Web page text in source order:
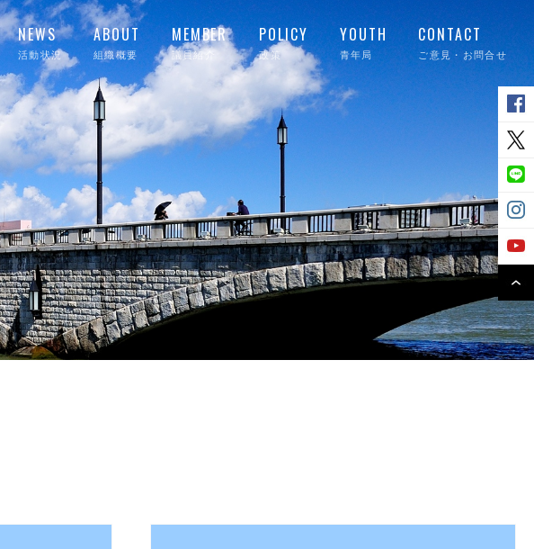
NEWS
活動状況
ABOUT
組織概要
MEMBER
議員紹介
POLICY
政策
YOUTH
青年局
CONTACT
ご意見・お問合せ